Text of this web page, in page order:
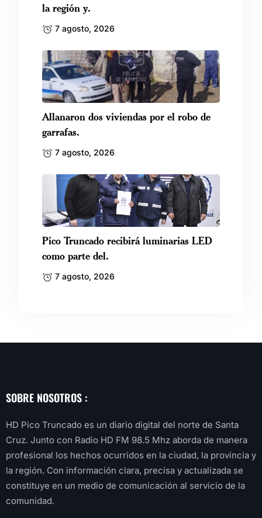
la región y.
7 agosto, 2026
Allanaron dos viviendas por el robo de
garrafas.
7 agosto, 2026
Pico Truncado recibirá luminarias LED
como parte del.
7 agosto, 2026
SOBRE NOSOTROS :
HD Pico Truncado es un diario digital del norte de Santa
Cruz. Junto con Radio HD FM 98.5 Mhz aborda de manera
profesional los hechos ocurridos en la ciudad, la provincia y
la región. Con información clara, precisa y actualizada se
constituye en un medio de comunicación al servicio de la
comunidad.